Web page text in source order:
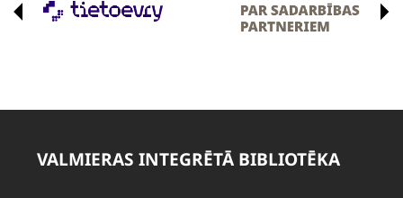
VALMIERAS INTEGRĒTĀ BIBLIOTĒKA